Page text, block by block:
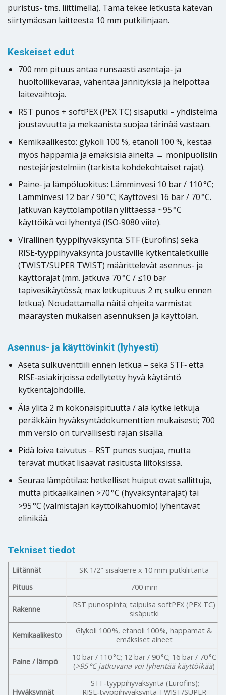
puristus- tms. liittimellä). Tämä tekee letkusta kätevän
siirtymäosan laitteesta 10 mm putkilinjaan.
Keskeiset edut
700 mm pituus antaa runsaasti asentaja‑ ja
huoltoliikevaraa, vähentää jännityksiä ja helpottaa
laitevaihtoja.
RST punos + softPEX (PEX TC) sisäputki – yhdistelmä
joustavuutta ja mekaanista suojaa tärinää vastaan.
Kemikaalikesto: glykoli 100 %, etanoli 100 %, kestää
myös happamia ja emäksisiä aineita → monipuolisiin
nestejärjestelmiin (tarkista kohdekohtaiset rajat).
Paine‑ ja lämpöluokitus: Lämminvesi 10 bar / 110 °C;
Lämminvesi 12 bar / 90 °C; Käyttövesi 16 bar / 70 °C.
Jatkuvan käyttölämpötilan ylittäessä ~95 °C
käyttöikä voi lyhentyä (ISO‑9080 viite).
Virallinen tyyppihyväksyntä: STF (Eurofins) sekä
RISE‑tyyppihyväksyntä joustaville kytkentäletkuille
(TWIST/SUPER TWIST) määrittelevät asennus‑ ja
käyttörajat (mm. jatkuva 70 °C / ≤10 bar
tapivesikäytössä; max letkupituus 2 m; sulku ennen
letkua). Noudattamalla näitä ohjeita varmistat
määräysten mukaisen asennuksen ja käyttöiän.
Asennus- ja käyttövinkit (lyhyesti)
Aseta sulkuventtiili ennen letkua – sekä STF‑ että
RISE‑asiakirjoissa edellytetty hyvä käytäntö
kytkentäjohdoille.
Älä ylitä 2 m kokonaispituutta / älä kytke letkuja
peräkkäin hyväksyntädokumenttien mukaisesti; 700
mm versio on turvallisesti rajan sisällä.
Pidä loiva taivutus – RST punos suojaa, mutta
terävät mutkat lisäävät rasitusta liitoksissa.
Seuraa lämpötilaa: hetkelliset huiput ovat sallittuja,
mutta pitkäaikainen >70 °C (hyväksyntärajat) tai
>95 °C (valmistajan käyttöikähuomio) lyhentävät
elinikää.
Tekniset tiedot
Liitännät
SK 1/2″ sisäkierre x 10 mm putkiliitäntä
Pituus
700 mm
Rakenne
RST punospinta; taipuisa softPEX (PEX TC)
sisäputki
Kemikaalikesto
Glykoli 100 %, etanoli 100 %, happamat &
emäksiset aineet
Paine / lämpö
10 bar / 110 °C; 12 bar / 90 °C; 16 bar / 70 °C
(>95 °C jatkuvana voi lyhentää käyttöikää)
Hyväksynnät
STF‑tyyppihyväksyntä (Eurofins);
RISE‑tyyppihyväksyntä TWIST/SUPER